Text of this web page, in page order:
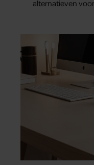
alternatieven